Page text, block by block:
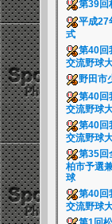
第39回
平成27
式
第40回
交流野球
野田市
第40回
交流野球
第40回
交流野球
第35回
柏市予選
球
第40回
交流野球